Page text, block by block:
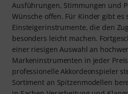
Ausführungen, Stimmungen und
Wünsche oﬀen. Für Kinder gibt es
Einsteigerinstrumente, die den
besonders leicht machen.
einer riesigen Auswahl an
Markeninstrumenten in jeder
professionelle Akkordeonspieler
Sortiment an Spitzenmodellen